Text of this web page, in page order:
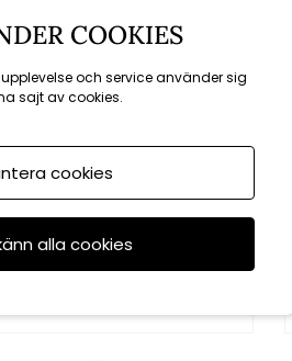
COOKIES
och service använder sig
sajt av cookies.
cookies
alla cookies